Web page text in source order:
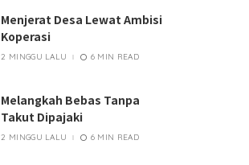
Menjerat Desa Lewat Ambisi
Koperasi
2 MINGGU LALU 6 MIN READ
Melangkah Bebas Tanpa
Takut Dipajaki
2 MINGGU LALU 6 MIN READ